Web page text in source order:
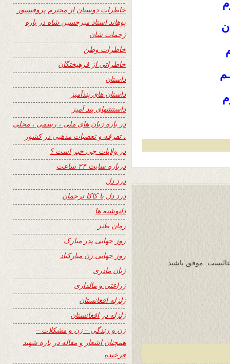
موفق باشید.
خاطرات دوستان از محترم پروفیسور
پوهاند استاد میرحسین شاه در باره
زحمات شان
خاطرات وطن
خاطراتی از فرهیختگان
داستان
داستان های پندآمیز
داستنتنهای پند آمیز
در باره زبان های ملی ، رسمی ، محلی
، تفرقه و تعصبات مذهبی در کشور
در ولایات چی خبر است ؟
درباره سایت ۲۴ ساعت
درد دل
درد دل با کاکا ترجمان
دلنوشته ها
رمان طنز
روز جهانی پدر مبارک
روز جهانی زن مبارکباد
زبان مادری
زراعتی و مالداری
زلزله افغانستان
زلزله در افغانستان
زن و زندگی – زن و مشکلات –
همچنان اشعار و مقاله در باره شهید
فرخنده